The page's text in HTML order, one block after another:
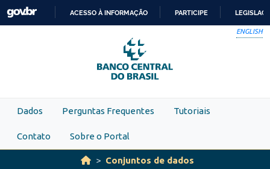
Skip to main content
PARA
O
CONTEÚDO
ACESSO À INFORMAÇÃO PARTICIPE
ENGLISH
Dados Perguntas Frequentes Tutoriais
Contato Sobre o Portal
Conjuntos de dados